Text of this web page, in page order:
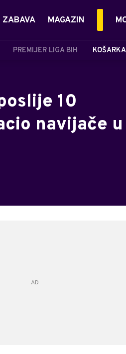
PREMIJER LIGA BIH KOŠARKA
ZABAVA MAGAZIN
10
navijače u